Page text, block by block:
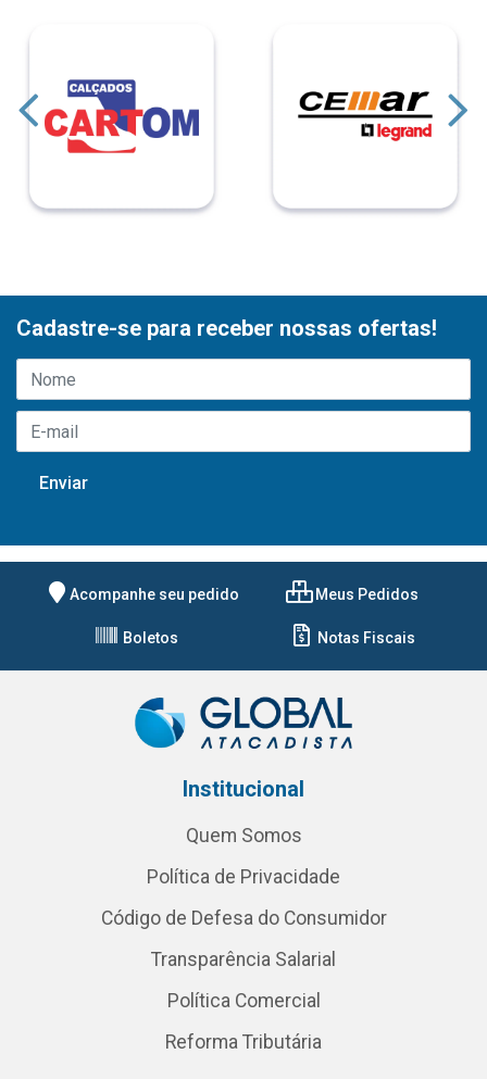
Cadastre-se para receber nossas ofertas!
Acompanhe seu pedido Meus Pedidos
Boletos Notas Fiscais
Institucional
Quem Somos
Política de Privacidade
Código de Defesa do Consumidor
Transparência Salarial
Política Comercial
Reforma Tributária